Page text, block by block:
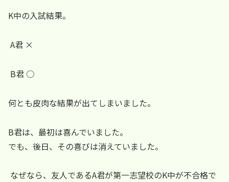
K中の入試結果。
A君 ×
B君 ○
何とも皮肉な結果が出てしまいました。
B君は、最初は喜んでいました。
でも、後日、その喜びは消えていました。
なぜなら、友人であるA君が第一志望校のK中が不合格で